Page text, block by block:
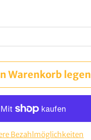
Warenkorb legen
Bezahlmöglichkeiten